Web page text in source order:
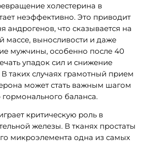
холестерина в
неэффективно. Это приводит
андрогенов, что сказывается на
выносливости и даже
мужчины, особенно после 40
упадок сил и снижение
таких случаях грамотный прием
может стать важным шагом
баланса.
критическую роль в
железы. В тканях простаты
микроэлемента одна из самых